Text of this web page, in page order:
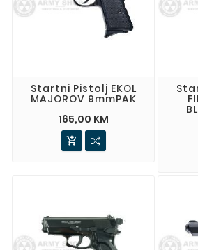
Startni Pistolj EKOL
MAJOROV 9mmPAK
165,00 KM
